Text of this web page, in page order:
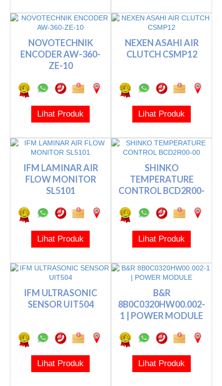
NOVOTECHNIK
ENCODER AW-360-
ZE-10
Lihat Produk
NEXEN ASAHI AIR
CLUTCH CSMP12
Lihat Produk
IFM LAMINAR AIR
FLOW MONITOR
SL5101
Lihat Produk
SHINKO
TEMPERATURE
CONTROL BCD2R00-
Lihat Produk
IFM ULTRASONIC
SENSOR UIT504
Lihat Produk
B&R
8B0C0320HW00.002-
1 | POWER MODULE
Lihat Produk